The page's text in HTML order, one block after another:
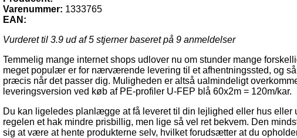
Varenummer: 1333765
EAN:
Vurderet til 3.9 ud af 5 stjerner baseret på 9 anmeldelser
Temmelig mange internet shops udlover nu om stunder mange
meget populær er for nærværende levering til et afhentningssted, og
præcis når det passer dig. Muligheden er altså ualmindeligt
leveringsversion ved køb af PE-profiler U-FEP blå 60x2m = 120m/kar.
Du kan ligeledes planlægge at få leveret til din lejlighed eller hus eller
regelen et hak mindre prisbillig, men lige så vel ret bekvem. Den
sig at være at hente produkterne selv, hvilket forudsætter at du